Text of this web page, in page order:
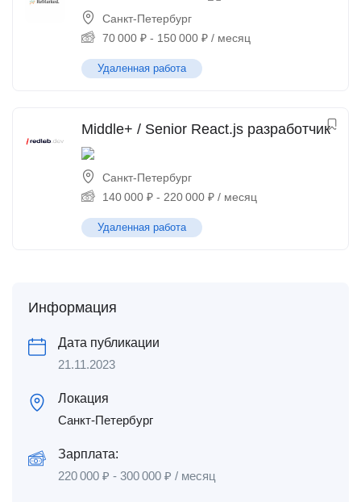
Санкт-Петербург
70 000 ₽ - 150 000 ₽ / месяц
Удаленная работа
Middle+ / Senior React.js разработчик
Санкт-Петербург
140 000 ₽ - 220 000 ₽ / месяц
Удаленная работа
Информация
Дата публикации
21.11.2023
Локация
Санкт-Петербург
Зарплата:
220 000 ₽ - 300 000 ₽ / месяц